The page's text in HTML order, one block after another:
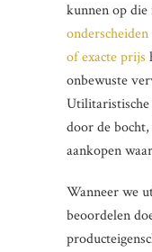
kunnen op
onderscheiden
of exacte prijs
onbewuste
door de
aankopen
Wanneer we
beoordelen